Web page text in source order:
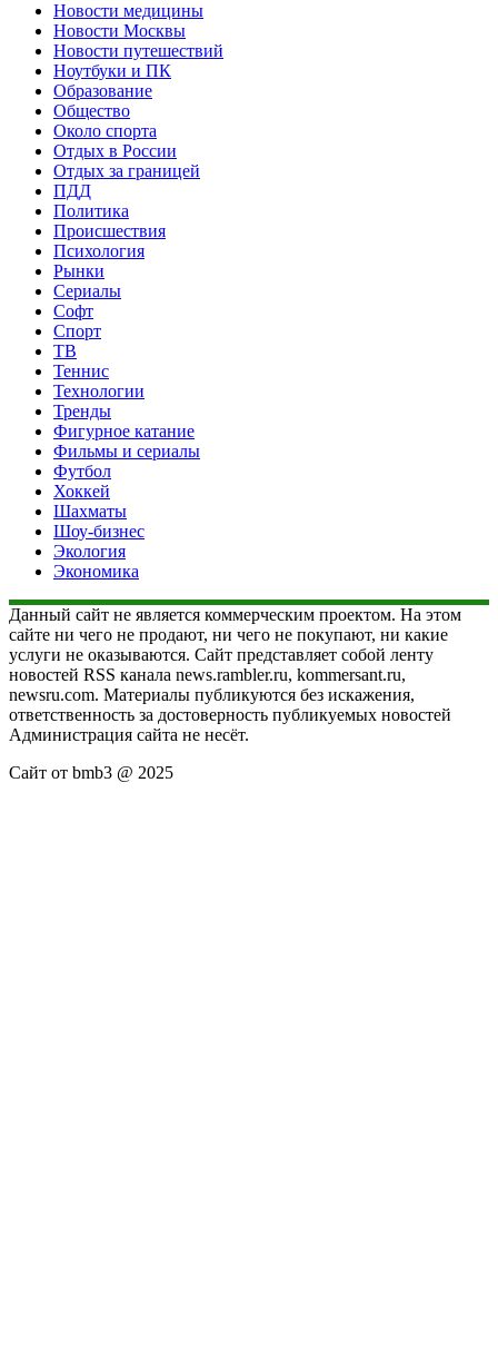
Новости медицины
Новости Москвы
Новости путешествий
Ноутбуки и ПК
Образование
Общество
Около спорта
Отдых в России
Отдых за границей
ПДД
Политика
Происшествия
Психология
Рынки
Сериалы
Софт
Спорт
ТВ
Теннис
Технологии
Тренды
Фигурное катание
Фильмы и сериалы
Футбол
Хоккей
Шахматы
Шоу-бизнес
Экология
Экономика
Данный сайт не является коммерческим проектом. На этом
сайте ни чего не продают, ни чего не покупают, ни какие
услуги не оказываются. Сайт представляет собой ленту
новостей RSS канала news.rambler.ru, kommersant.ru,
newsru.com. Материалы публикуются без искажения,
ответственность за достоверность публикуемых новостей
Администрация сайта не несёт.
Сайт от bmb3 @ 2025